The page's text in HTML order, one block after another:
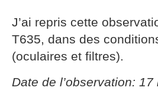
J’ai repris cette
T635, dans des
(oculaires et filtres).
Date de l’observation: 17